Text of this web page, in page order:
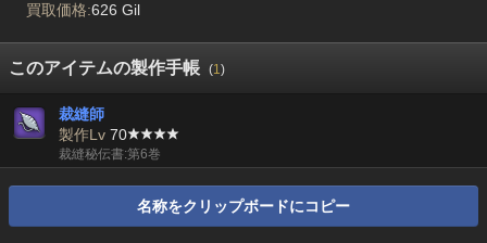
買取価格:626 Gil
このアイテムの製作手帳 (1)
裁縫師
製作Lv 70
裁縫秘伝書:第6巻
名称をクリップボードにコピー